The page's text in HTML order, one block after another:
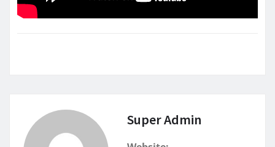
Super Admin